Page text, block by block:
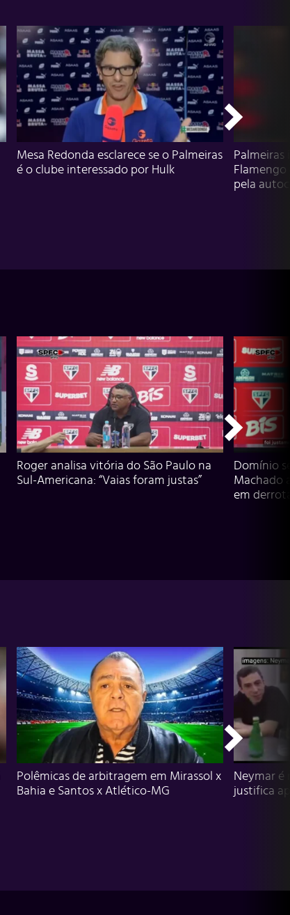
Mesa Redonda esclarece se o Palmeiras
é o clube interessado por Hulk
Flamengo
pela
Roger analisa vitória do São Paulo na
Sul-Americana: “Vaias foram justas”
Domínio
Machado
em
Polêmicas de arbitragem em Mirassol x
Bahia e Santos x Atlético-MG
Neymar é
justifica